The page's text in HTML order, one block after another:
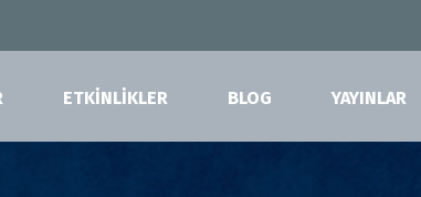
ETKİNLİKLER BLOG YAYINLAR